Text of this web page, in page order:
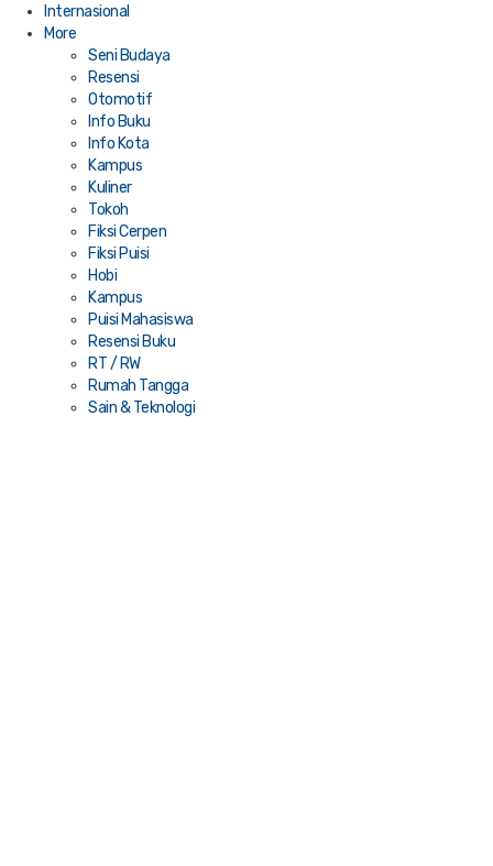
Internasional
More
Seni Budaya
Resensi
Otomotif
Info Buku
Info Kota
Kampus
Kuliner
Tokoh
Fiksi Cerpen
Fiksi Puisi
Hobi
Kampus
Puisi Mahasiswa
Resensi Buku
RT / RW
Rumah Tangga
Sain & Teknologi